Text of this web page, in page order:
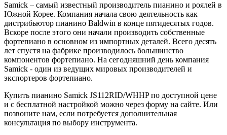
Samick – самый известный производитель пианино и роялей в
Южной Корее. Компания начала свою деятельность как
дистрибьютор пианино Baldwin в конце пятидесятых годов.
Вскоре после этого они начали производить собственные
фортепиано в основном из импортных деталей. Всего десять
лет спустя на фабрике производилось большинство
компонентов фортепиано. На сегодняшний день компания
Samick - один из ведущих мировых производителей и
экспортеров фортепиано.
Купить пианино Samick JS112RID/WHHP по доступной цене
и с бесплатной настройкой можно через форму на сайте. Или
позвоните нам, если потребуется дополнительная
консультация по выбору инструмента.